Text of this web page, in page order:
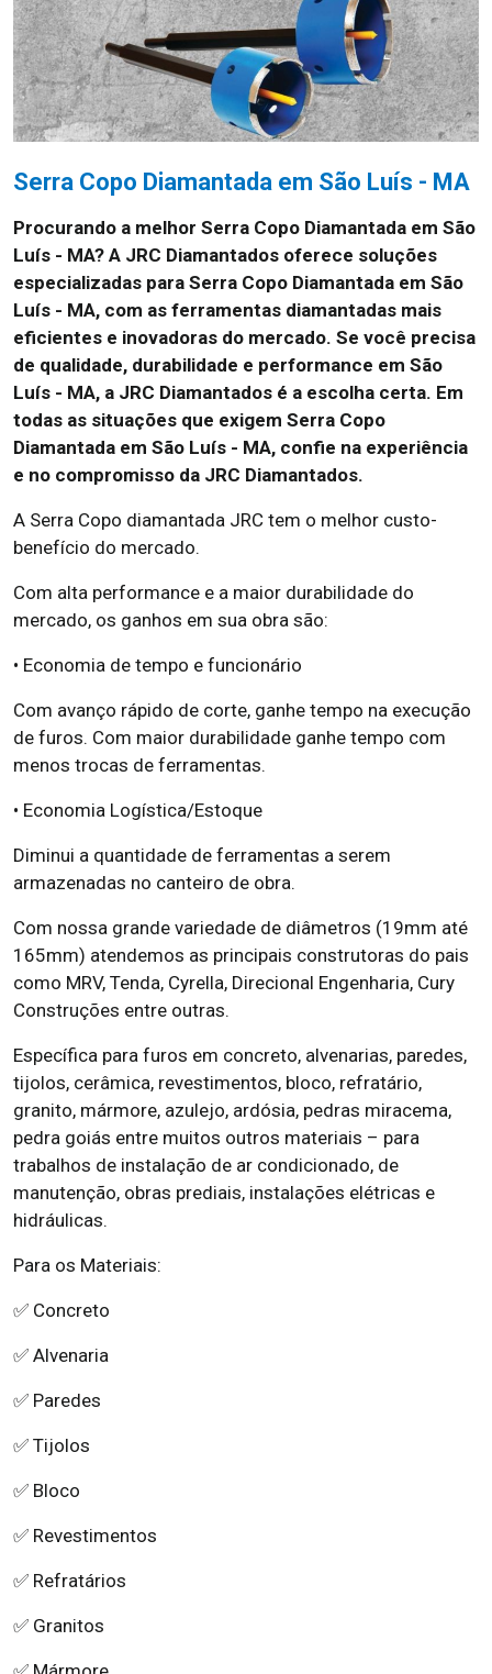
Serra Copo Diamantada em São Luís - MA
Procurando a melhor Serra Copo Diamantada em São
Luís - MA? A JRC Diamantados oferece soluções
especializadas para Serra Copo Diamantada em São
Luís - MA, com as ferramentas diamantadas mais
eficientes e inovadoras do mercado. Se você precisa
de qualidade, durabilidade e performance em São
Luís - MA, a JRC Diamantados é a escolha certa. Em
todas as situações que exigem Serra Copo
Diamantada em São Luís - MA, confie na experiência
e no compromisso da JRC Diamantados.
A Serra Copo diamantada JRC tem o melhor custo-
benefício do mercado.
Com alta performance e a maior durabilidade do
mercado, os ganhos em sua obra são:
• Economia de tempo e funcionário
Com avanço rápido de corte, ganhe tempo na execução
de furos. Com maior durabilidade ganhe tempo com
menos trocas de ferramentas.
• Economia Logística/Estoque
Diminui a quantidade de ferramentas a serem
armazenadas no canteiro de obra.
Com nossa grande variedade de diâmetros (19mm até
165mm) atendemos as principais construtoras do pais
como MRV, Tenda, Cyrella, Direcional Engenharia, Cury
Construções entre outras.
Específica para furos em concreto, alvenarias, paredes,
tijolos, cerâmica, revestimentos, bloco, refratário,
granito, mármore, azulejo, ardósia, pedras miracema,
pedra goiás entre muitos outros materiais – para
trabalhos de instalação de ar condicionado, de
manutenção, obras prediais, instalações elétricas e
hidráulicas.
Para os Materiais:
✅ Concreto
✅ Alvenaria
✅ Paredes
✅ Tijolos
✅ Bloco
✅ Revestimentos
✅ Refratários
✅ Granitos